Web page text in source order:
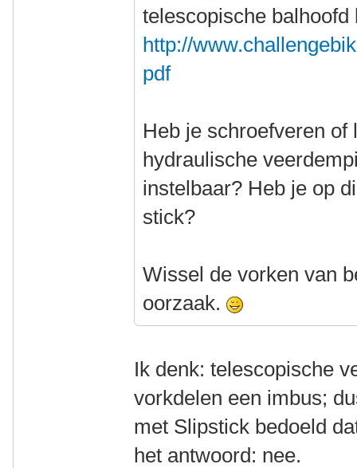
telescopische balhoofd
http://
pdf
Heb je schroefveren
hydraulische
instelbaar? Heb je op
stick?
Wissel de vorken van
oorzaak.
Ik denk: telescopische
vorkdelen een imbus;
met Slipstick bedoeld
het antwoord: nee.